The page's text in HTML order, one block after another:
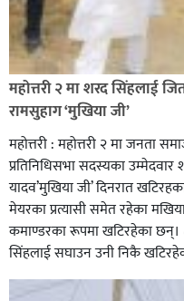
रक्तदान सेवामा जिल्लामै
रेडक्रस सिराहा द्वारा
सिराहाको औरहीमा जेन-जी
महोत्तरी २ मा शरद सिंहलाई
रामसुहाग ‘मुखिया जी’
महोत्तरी : महोत्तरी २ मा जनता
प्रतिनिधिसभा सदस्यका
यादव’मुखिया जी’ दिनरात
मेयरका प्रत्यासी समेत रहेका
कमाण्डरका रूपमा खटिरहेका छन्।
सिंहलाई सघाउन उनी निकै